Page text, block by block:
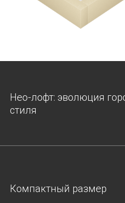
Нео-лофт: эволюция
стиля
Компактный размер